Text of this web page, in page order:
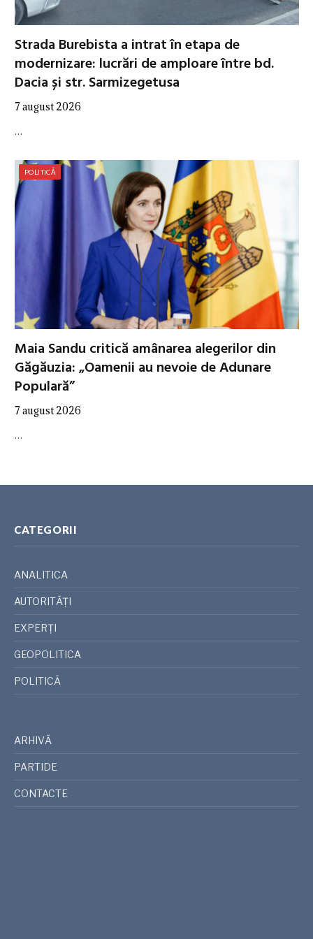
Strada Burebista a intrat în etapa de
modernizare: lucrări de amploare între bd.
Dacia și str. Sarmizegetusa
7 august 2026
…
POLITICĂ
Maia Sandu critică amânarea alegerilor din
Găgăuzia: „Oamenii au nevoie de Adunare
Populară”
7 august 2026
…
CATEGORII
ANALITICA
AUTORITĂȚI
EXPERȚI
GEOPOLITICA
POLITICĂ
ARHIVĂ
PARTIDE
CONTACTE